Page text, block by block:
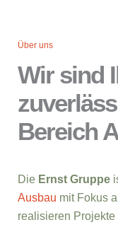
Über uns
Wir sind
Bereich
Die Ernst Gruppe
Ausbau mit Fokus
realisieren